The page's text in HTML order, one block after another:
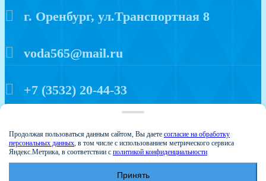
г. Оренбург, ул.Транспортная 8
voda565@mail.ru
+7 (3532) 20-44-33
Продолжая пользоваться данным сайтом, Вы даете согласие на обработку
персональных данных, в том числе с использованием метрического сервиса
Яндекс.Метрика, в соответствии с политикой конфиденциальности
Принять